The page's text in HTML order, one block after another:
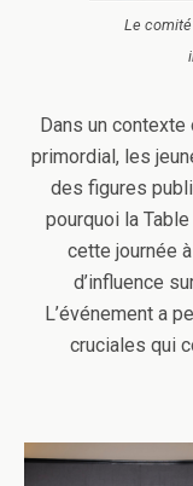
Le comité
Dans un
primordial, les
des figures
pourquoi la
cette journée
d’influence
L’événement a
cruciales qui